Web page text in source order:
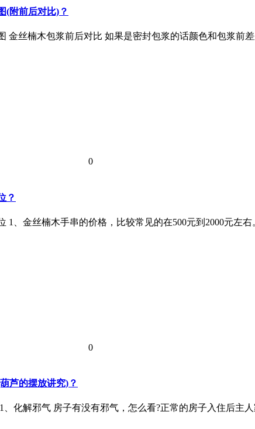
(附前后对比)？
金丝楠木包浆前后对比 如果是密封包浆的话颜色和包浆
0
？
1、金丝楠木手串的价格，比较常见的在500元到2000元左
0
芦的摆放讲究)？
、化解邪气 房子有没有邪气，怎么看?正常的房子入住后